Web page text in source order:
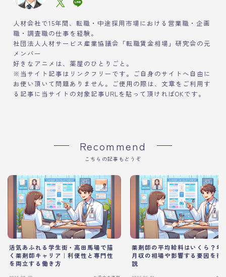
人材会社で15年間、転職・中途採用市場における営業職・企画
職・調査職の仕事を経験。
社団法人人材サービス産業協議会「転職賃金相場」研究会の元
メンバー
好きなアニメは、薬屋のひとりごと。
※当サイト記事はリンクフリーです。ご自身のサイトへ自由に
お使い頂いて問題ありません。ご使用の際は、文章をご利用す
る記事に当サイトの対象記事URLを貼って頂ければOKです。
Recommend
こちらの記事もどうぞ
活気あふれる学生街・高田馬場で描
く薬剤師キャリア｜利便性と専門性
を両立する働き方
薬剤師の平均給料はいくら？年
月収の相場や影響する要因を徹
説